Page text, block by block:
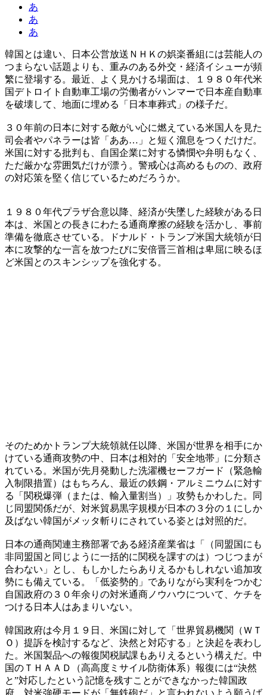
あ
あ
あ
韓国とは違い、日本公営放送ＮＨＫの娯楽番組には芸能人の
つまらない話題よりも、重みのある外交・経済イシューが頻
繁に登場する。最近、よく見かける場面は、１９８０年代米
国デトロイト自動車工場の労働者がハンマーで日本産自動車
を破壊して、地面に埋める「日本車葬式」の様子だ。
３０年前の日本に対する敵がい心に燃えている米国人を見た
司会者やパネラーは皆「ああ…」と短く溜息をつくだけだ。
米国に対する批判も、自国企業に対する憐憫や弁明もなく、
ただ厳かな雰囲気だけが漂う。警戒心は高めるものの、政府
の対応策を堅く信じているためだろうか。
１９８０年代プラザ合意以降、経済が失墜した経験がある日
本は、米国との長きにわたる通商摩擦の経験を活かし、事前
準備を徹底させている。ドナルド・トランプ米国大統領が日
本に攻撃的な一言を放つたびに安倍晋三首相は卑屈に映るほ
ど米国とのスキンシップを強化する。
そのためかトランプ大統領就任以降、米国が世界を相手にか
けている通商攻勢の中、日本は相対的「安全地帯」に分類さ
れている。米国が先月発動した洗濯機セーフガード（緊急輸
入制限措置）はもちろん、最近の鉄鋼・アルミニウムに対す
る「関税爆弾（または、輸入量割当）」攻勢もかわした。同
じ同盟関係だが、対米貿易黒字規模が日本の３分の１にしか
及ばない韓国がメッタ斬りにされている姿とは対照的だ。
日本の通商関連主務部署である経済産業省は「（同盟国にも
非同盟国と同じように一括的に関税を課すのは）つじつまが
合わない」とし、もしかしたらありえるかもしれない追加攻
勢にも備えている。「低姿勢的」でありながら実利をつかむ
自国政府の３０年余りの対米通商ノウハウについて、ケチを
つける日本人はあまりいない。
韓国政府は今月１９日、米国に対して「世界貿易機関（ＷＴ
Ｏ）提訴を検討するなど、決然と対応する」と決起を表わし
た。米国製品への報復関税賦課もありえるという構えだ。中
国のＴＨＡＡＤ（高高度ミサイル防衛体系）報復には“決然
と”対応したという記憶を残すことができなかった韓国政
府。対米強硬モードが「無鉄砲だ」と言われないよう願うば